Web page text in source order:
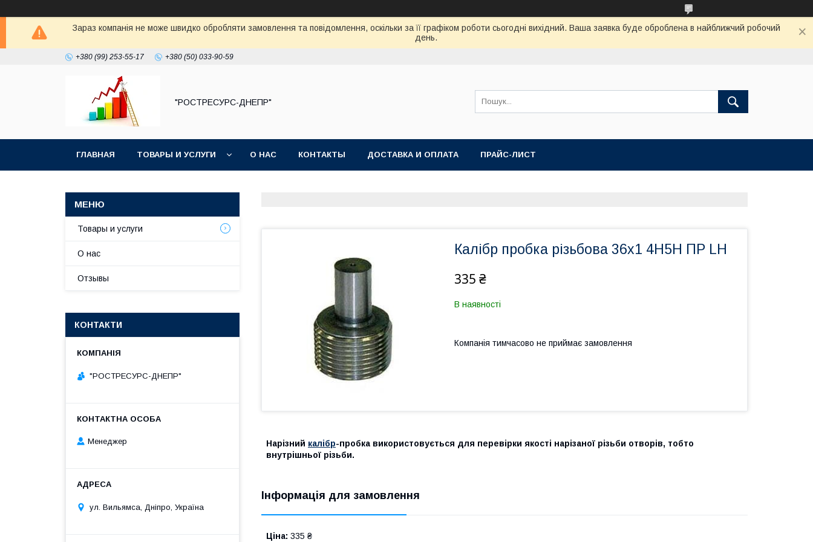
Зараз компанія не може швидко обробляти замовлення та повідомлення, оскільки за її графіком роботи сьогодні вихідний. Ваша заявка буде оброблена в найближчий робочий
день.
+380 (99) 253-55-17 +380 (50) 033-90-59
"РОСТРЕСУРС-ДНЕПР"
ГЛАВНАЯ ТОВАРЫ И УСЛУГИ О НАС КОНТАКТЫ ДОСТАВКА И ОПЛАТА ПРАЙС-ЛИСТ
Калібр пробка різьбова 36х1 4Н5Н ПР LH
335 ₴
В наявності
Компанія тимчасово не приймає замовлення
Нарізний калібр-пробка використовується для перевірки якості нарізаної різьби отворів, тобто
внутрішньої різьби.
Інформація для замовлення
Ціна: 335 ₴
Товары и услуги
О нас
Отзывы
КОНТАКТИ
"РОСТРЕСУРС-ДНЕПР"
Менеджер
ул. Вильямса, Дніпро, Україна